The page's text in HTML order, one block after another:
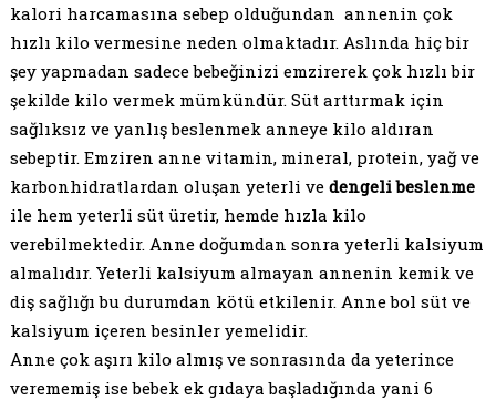
kalori harcamasına sebep olduğundan annenin çok
hızlı kilo vermesine neden olmaktadır. Aslında hiç bir
şey yapmadan sadece bebeğinizi emzirerek çok hızlı bir
şekilde kilo vermek mümkündür. Süt arttırmak için
sağlıksız ve yanlış beslenmek anneye kilo aldıran
sebeptir. Emziren anne vitamin, mineral, protein, yağ ve
karbonhidratlardan oluşan yeterli ve dengeli beslenme
ile hem yeterli süt üretir, hemde hızla kilo
verebilmektedir. Anne doğumdan sonra yeterli kalsiyum
almalıdır. Yeterli kalsiyum almayan annenin kemik ve
diş sağlığı bu durumdan kötü etkilenir. Anne bol süt ve
kalsiyum içeren besinler yemelidir.
Anne çok aşırı kilo almış ve sonrasında da yeterince
verememiş ise bebek ek gıdaya başladığında yani 6